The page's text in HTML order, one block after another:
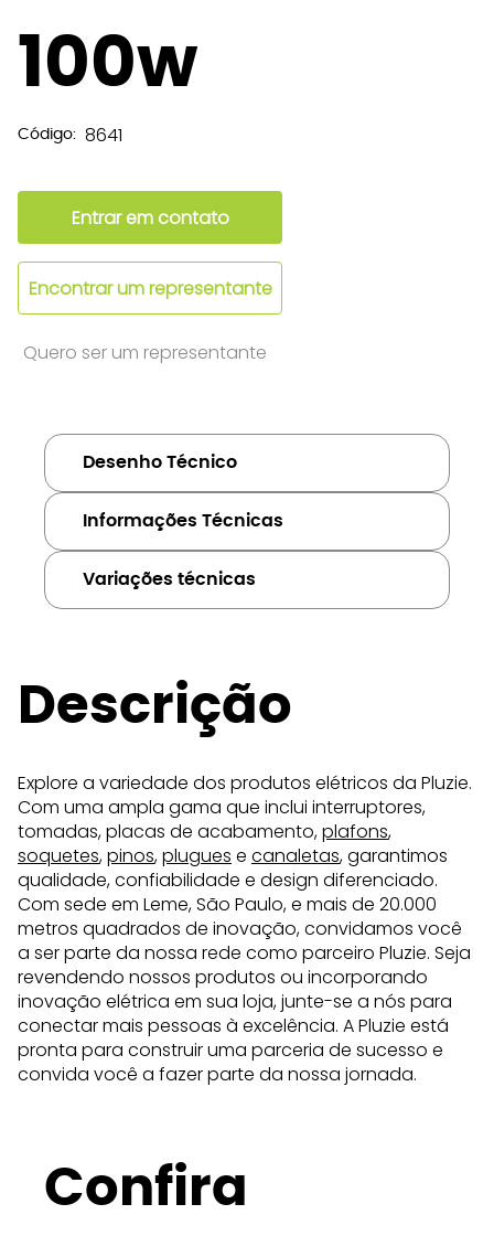
100w
Código: 8641
Entrar em contato
Encontrar um representante
Quero ser um representante
Desenho Técnico
Informações Técnicas
Variações técnicas
Descrição
Explore a variedade dos produtos elétricos da Pluzie.
Com uma ampla gama que inclui interruptores,
tomadas, placas de acabamento,plafons,
soquetes,pinos,plugues e canaletas, garantimos
qualidade, confiabilidade e design diferenciado.
Com sede em Leme, São Paulo, e mais de 20.000
metros quadrados de inovação, convidamos você
a ser parte da nossa rede como parceiro Pluzie. Seja
revendendo nossos produtos ou incorporando
inovação elétrica em sua loja, junte-se a nós para
conectar mais pessoas à excelência. A Pluzie está
pronta para construir uma parceria de sucesso e
convida você a fazer parte da nossa jornada.
Confira